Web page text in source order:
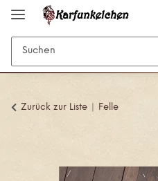
Zurück zur Liste Felle